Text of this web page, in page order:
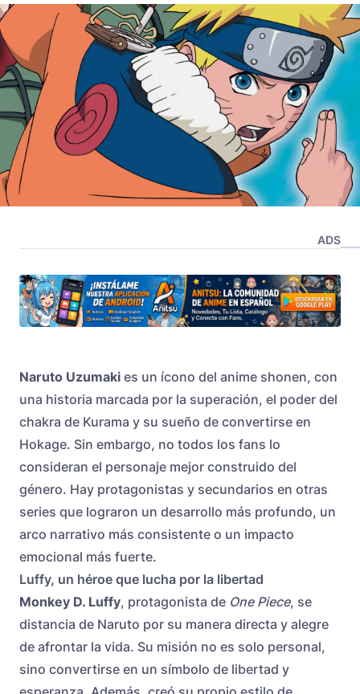
ADS
Naruto Uzumaki es un ícono del anime shonen, con
una historia marcada por la superación, el poder del
chakra de Kurama y su sueño de convertirse en
Hokage. Sin embargo, no todos los fans lo
consideran el personaje mejor construido del
género. Hay protagonistas y secundarios en otras
series que lograron un desarrollo más profundo, un
arco narrativo más consistente o un impacto
emocional más fuerte.
Luffy, un héroe que lucha por la libertad
Monkey D. Luffy, protagonista de One Piece, se
distancia de Naruto por su manera directa y alegre
de afrontar la vida. Su misión no es solo personal,
sino convertirse en un símbolo de libertad y